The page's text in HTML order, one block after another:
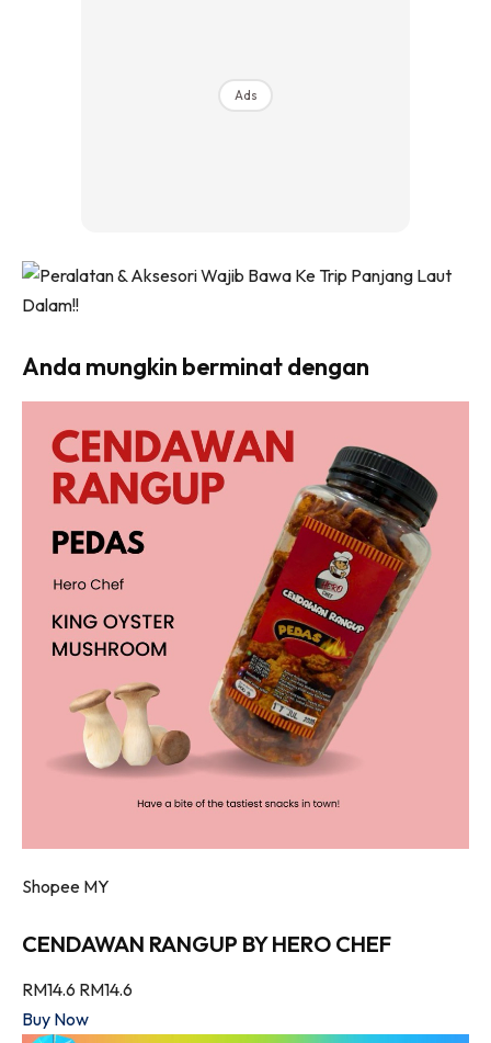
Ads
Anda mungkin berminat dengan
Shopee MY
CENDAWAN RANGUP BY HERO CHEF
RM14.6 RM14.6
Buy Now